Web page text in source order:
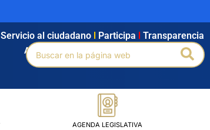
Agendamiento Intranet Búsqueda avanzada
Servicio al ciudadano Participa Transparencia
Buscar
por:
AGENDA LEGISLATIVA